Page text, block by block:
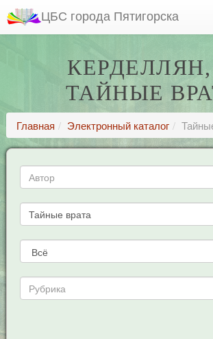
ЦБС города Пятигорска
КЕРДЕЛЛЯН,
ТАЙНЫЕ
Главная Электронный каталог